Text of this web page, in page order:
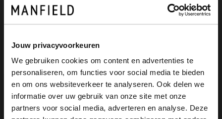
Jouw privacyvoorkeuren
We gebruiken cookies om content en advertenties te
personaliseren, om functies voor social media te bieden
en om ons websiteverkeer te analyseren. Ook delen we
informatie over uw gebruik van onze site met onze
partners voor social media, adverteren en analyse. Deze
×
View this website in English?
It looks like your language isn't Dutch. Would